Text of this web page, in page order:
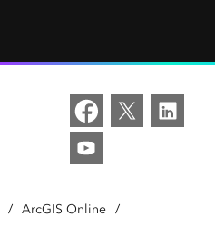
/ ArcGIS Online /